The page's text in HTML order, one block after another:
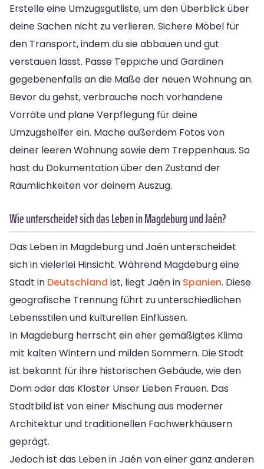
Erstelle eine Umzugsgutliste, um den Überblick über
deine Sachen nicht zu verlieren. Sichere Möbel für
den Transport, indem du sie abbauen und gut
verstauen lässt. Passe Teppiche und Gardinen
gegebenenfalls an die Maße der neuen Wohnung an.
Bevor du gehst, verbrauche noch vorhandene
Vorräte und plane Verpflegung für deine
Umzugshelfer ein. Mache außerdem Fotos von
deiner leeren Wohnung sowie dem Treppenhaus. So
hast du Dokumentation über den Zustand der
Räumlichkeiten vor deinem Auszug.
Wie unterscheidet sich das Leben in Magdeburg und Jaén?
Das Leben in Magdeburg und Jaén unterscheidet
sich in vielerlei Hinsicht. Während Magdeburg eine
Stadt in Deutschland ist, liegt Jaén in Spanien. Diese
geografische Trennung führt zu unterschiedlichen
Lebensstilen und kulturellen Einflüssen.
In Magdeburg herrscht ein eher gemäßigtes Klima
mit kalten Wintern und milden Sommern. Die Stadt
ist bekannt für ihre historischen Gebäude, wie den
Dom oder das Kloster Unser Lieben Frauen. Das
Stadtbild ist von einer Mischung aus moderner
Architektur und traditionellen Fachwerkhäusern
geprägt.
Jedoch ist das Leben in Jaén von einer ganz anderen